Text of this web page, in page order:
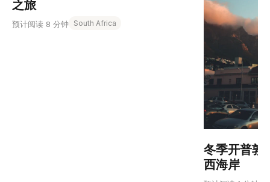
之旅
预计阅读 8 分钟 South Africa
冬季开普敦
西海岸